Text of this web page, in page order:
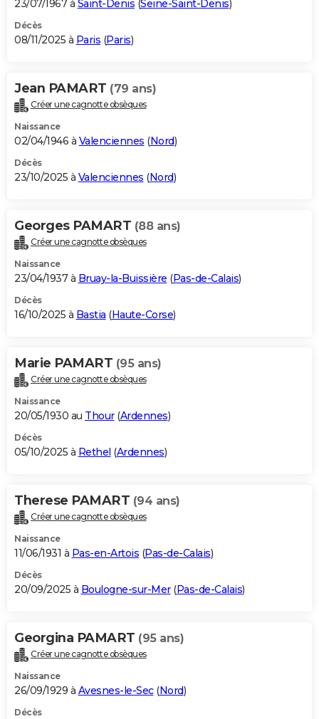
23/07/1967 à Saint-Denis (Seine-Saint-Denis)
Décès
08/11/2025 à Paris (Paris)
Jean PAMART (79 ans)
Créer une cagnotte obsèques
Naissance
02/04/1946 à Valenciennes (Nord)
Décès
23/10/2025 à Valenciennes (Nord)
Georges PAMART (88 ans)
Créer une cagnotte obsèques
Naissance
23/04/1937 à Bruay-la-Buissière (Pas-de-Calais)
Décès
16/10/2025 à Bastia (Haute-Corse)
Marie PAMART (95 ans)
Créer une cagnotte obsèques
Naissance
20/05/1930 au Thour(Ardennes)
Décès
05/10/2025 à Rethel (Ardennes)
Therese PAMART (94 ans)
Créer une cagnotte obsèques
Naissance
11/06/1931 à Pas-en-Artois (Pas-de-Calais)
Décès
20/09/2025 à Boulogne-sur-Mer(Pas-de-Calais)
Georgina PAMART (95 ans)
Créer une cagnotte obsèques
Naissance
26/09/1929 à Avesnes-le-Sec(Nord)
Décès